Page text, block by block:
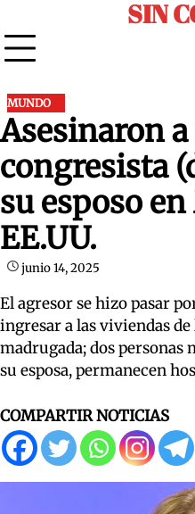
to
content
SIN
MUNDO
Asesinaron
congresista
su esposo
EE.UU.
junio 14, 2025
El agresor se hizo pasar
ingresar a las viviendas
madrugada; dos personas
su esposa, permanecen
COMPARTIR NOTICIAS